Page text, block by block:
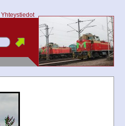
Yhteystiedot